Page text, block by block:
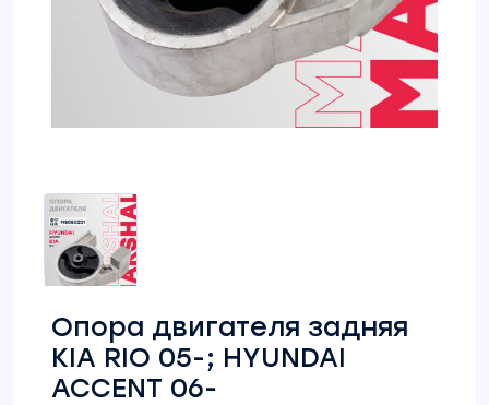
Опора двигателя задняя
KIA RIO 05-; HYUNDAI
ACCENT 06-